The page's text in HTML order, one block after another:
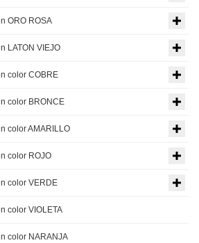
ORO ROSA
LATON VIEJO
color COBRE
color BRONCE
color AMARILLO
color ROJO
color VERDE
color VIOLETA
color NARANJA